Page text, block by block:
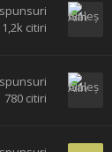
1,2k citiri
780 citiri